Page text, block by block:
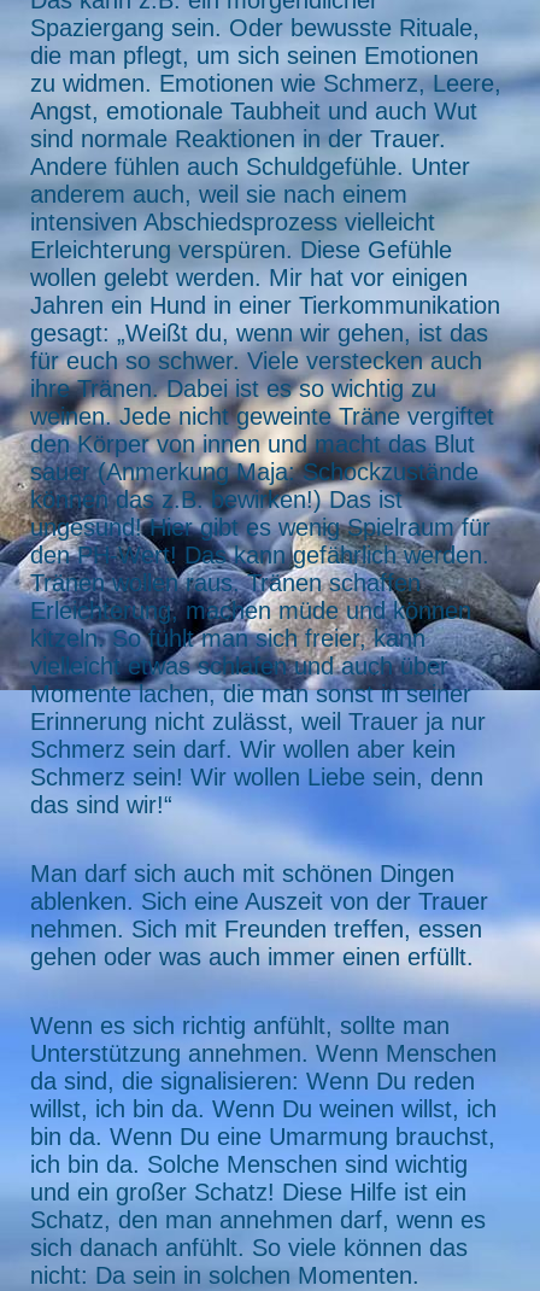
Spaziergang sein. Oder bewusste Rituale,
die man pflegt, um sich seinen Emotionen
zu widmen. Emotionen wie Schmerz, Leere,
Angst, emotionale Taubheit und auch Wut
sind normale Reaktionen in der Trauer.
Andere fühlen auch Schuldgefühle. Unter
anderem auch, weil sie nach einem
intensiven Abschiedsprozess vielleicht
Erleichterung verspüren. Diese Gefühle
wollen gelebt werden. Mir hat vor einigen
Jahren ein Hund in einer Tierkommunikation
gesagt: „Weißt du, wenn wir gehen, ist das
für euch so schwer. Viele verstecken auch
ihre Tränen. Dabei ist es so wichtig zu
weinen. Jede nicht geweinte Träne vergiftet
den Körper von innen und macht das Blut
sauer (Anmerkung Maja: Schockzustände
können das z.B. bewirken!) Das ist
ungesund! Hier gibt es wenig Spielraum für
den PH-Wert! Das kann gefährlich werden.
Tränen wollen raus. Tränen schaffen
Erleichterung, machen müde und können
kitzeln. So fühlt man sich freier, kann
vielleicht etwas schlafen und auch über
Momente lachen, die man sonst in seiner
Erinnerung nicht zulässt, weil Trauer ja nur
Schmerz sein darf. Wir wollen aber kein
Schmerz sein! Wir wollen Liebe sein, denn
das sind wir!“
Man darf sich auch mit schönen Dingen
ablenken. Sich eine Auszeit von der Trauer
nehmen. Sich mit Freunden treffen, essen
gehen oder was auch immer einen erfüllt.
Wenn es sich richtig anfühlt, sollte man
Unterstützung annehmen. Wenn Menschen
da sind, die signalisieren: Wenn Du reden
willst, ich bin da. Wenn Du weinen willst, ich
bin da. Wenn Du eine Umarmung brauchst,
ich bin da. Solche Menschen sind wichtig
und ein großer Schatz! Diese Hilfe ist ein
Schatz, den man annehmen darf, wenn es
sich danach anfühlt. So viele können das
nicht: Da sein in solchen Momenten.